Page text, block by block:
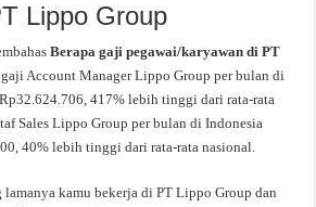
Lippo Group
Berapa gaji pegawai/karyawan di PT
gaji Account Manager Lippo Group per bulan di
417% lebih tinggi dari rata-rata
Sales Lippo Group per bulan di Indonesia
40% lebih tinggi dari rata-rata nasional.
kamu bekerja di PT Lippo Group dan